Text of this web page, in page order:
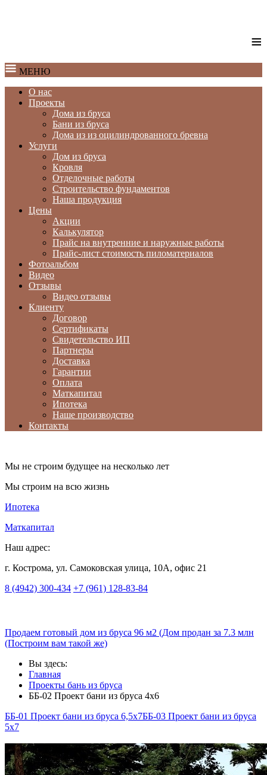
≡
МЕНЮ
О нас
Проекты
Дома из бруса
Бани из бруса
Дома из из оцилиндрованного бревна
Услуги
Дом из бруса
Кровля
Отделочные работы
Строительство фундаментов
Наша продукция
Цены
Акции
Калькулятор
Прайс на внутренние и наружные работы
Прайс-лист стоимость пиломатериалов
Фотоальбом
Видео
Отзывы
Видео отзывы
Клиенту
Договор
Сертификаты
Свидетельство ИП
Партнеры
Доставка
Гарантии
Оплата
Маткапитал
Ипотека
Наше производство
Контакты
Мы не строим будущее на несколько лет
Мы строим на всю жизнь
Ипотека
Маткапитал
Наш адрес:
г. Кострома, ул. Самоковская улица, 10А, офис 21
8 (4942) 300-434 +7 (961) 128-83-84
Продаем готовый дом из бруса 96 м2 (Дом продан за 7.3 млн
(Построим вам такой же)
Вы здесь:
Главная
Проекты бань из бруса
ББ-02 Проект бани из бруса 4x6
ББ-01 Проект бани из бруса 6,5x7ББ-03 Проект бани из бруса
5х7